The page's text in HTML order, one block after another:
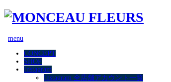
menu
CONCEPT
SHOP
Instagram
Instagram 全店舗アカウント一覧